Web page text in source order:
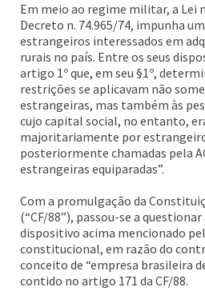
Em meio ao regime militar, a Lei
Decreto n. 74.965/74, impunha
estrangeiros interessados em
rurais no país. Entre os seus
artigo 1º que, em seu §1º,
restrições se aplicavam não
estrangeiras, mas também às
cujo capital social, no entanto,
majoritariamente por
posteriormente chamadas pela
estrangeiras equiparadas”.
Com a promulgação da
(“CF/88”), passou-se a
dispositivo acima mencionado
constitucional, em razão do
conceito de “empresa brasileira
contido no artigo 171 da CF/88.